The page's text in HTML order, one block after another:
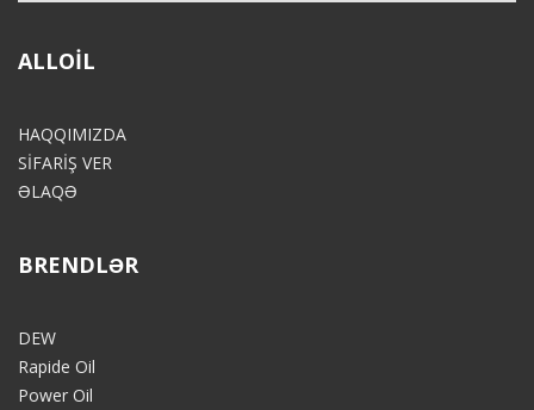
ALLOIL
HAQQIMIZDA
SİFARİŞ VER
ƏLAQƏ
BRENDLƏR
DEW
Rapide Oil
Power Oil